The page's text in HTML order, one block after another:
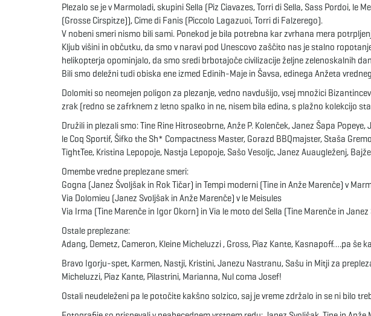
Plezalo se je v Marmoladi, skupini Sella (Piz Ciavazes, Torri di Sella, Sass Pordoi, le
(Grosse Cirspitze)), Cime di Fanis (Piccolo Lagazuoi, Torri di Falzerego).
V nobeni smeri nismo bili sami. Ponekod je bila potrebna kar zvrhana mera
Kljub višini in občutku, da smo v naravi pod Unescovo zaščito nas je stalno
helikopterja opominjalo, da smo sredi brbotajoče civilizacije željne zelenoskalnih
Bili smo deležni tudi obiska ene izmed Edinih-Maje in Šavsa, edinega Anžeta
Dolomiti so neomejen poligon za plezanje, vedno navdušijo, vsej množici
zrak (redno se zafrknem z letno spalko in ne, nisem bila edina, s plažno kolekcijo
Družili in plezali smo: Tine Rine Hitroseobrne, Anže P. Kolenček, Janez Šapa
le Coq Sportif, Šifko the Sh* Compactness Master, Gorazd BBQmajster, Staša
TightTee, Kristina Lepopoje, Nastja Lepopoje, Sašo Vesoljc, Janez Auaugleženj,
Omembe vredne preplezane smeri:
Gogna (Janez Švoljšak in Rok Tičar) in Tempi moderni (Tine in Anže Marenče) v
Via Dolomieu (Janez Svoljšak in Anže Marenče) v le Meisules
Via Irma (Tine Marenče in Igor Okorn) in Via le moto del Sella (Tine Marenče in Janez
Ostale preplezane:
Adang, Demetz, Cameron, Kleine Micheluzzi , Gross, Piaz Kante, Kasnapoff….pa še
Bravo Igorju-spet, Karmen, Nastji, Kristini, Janezu Nastranu, Sašu in Mitji za
Micheluzzi, Piaz Kante, Pilastrini, Marianna, Nul coma Josef!
Ostali neudeleženi pa le potočite kakšno solzico, saj je vreme zdržalo in se ni bilo